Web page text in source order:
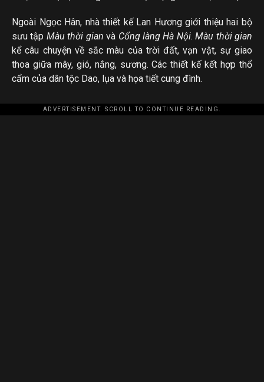
Ngoài Ngọc Hân, nhà thiết kế Lan Hương giới thiệu hai bộ
sưu tập Màu thời gian và Cổng làng Hà Nội.Màu thời gian
kể câu chuyện về sắc màu của trời đất, vạn vật, sự giao
thoa giữa mây, gió, nắng, sương. Các thiết kế kết hợp thổ
cẩm của dân tộc Dao, lụa và họa tiết cung đình.
ADVERTISEMENT. SCROLL TO CONTINUE READING.